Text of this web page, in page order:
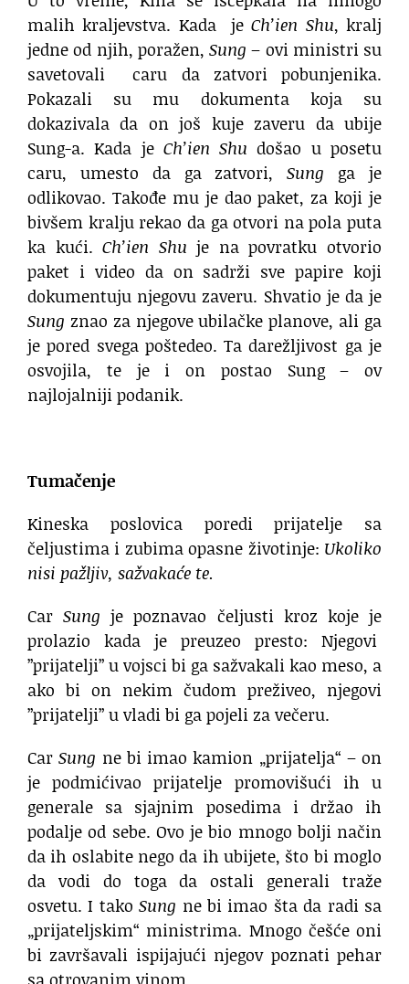
malih kraljevstva. Kada jeCh’ien Shu, kralj
jedne od njih, poražen, Sung – ovi ministri su
savetovali caru da zatvori pobunjenika.
Pokazali su mu dokumenta koja su
dokazivala da on još kuje zaveru da ubije
Sung-a. Kada je Ch’ien Shu došao u posetu
caru, umesto da ga zatvori,Sung ga je
odlikovao. Takođe mu je dao paket, za koji je
bivšem kralju rekao da ga otvori na pola puta
ka kući.Ch’ien Shu je na povratku otvorio
paket i video da on sadrži sve papire koji
dokumentuju njegovu zaveru. Shvatio je da je
Sung znao za njegove ubilačke planove, ali ga
je pored svega poštedeo. Ta darežljivost ga je
osvojila, te je i on postao Sung – ov
najlojalniji podanik.
Tumačenje
Kineska poslovica poredi prijatelje sa
čeljustima i zubima opasne životinje: Ukoliko
nisi pažljiv, sažvakaće te.
CarSung je poznavao čeljusti kroz koje je
prolazio kada je preuzeo presto: Njegovi
”prijatelji” u vojsci bi ga sažvakali kao meso, a
ako bi on nekim čudom preživeo, njegovi
”prijatelji” u vladi bi ga pojeli za večeru.
CarSung ne bi imao kamion „prijatelja“ – on
je podmićivao prijatelje promovišući ih u
generale sa sjajnim posedima i držao ih
podalje od sebe. Ovo je bio mnogo bolji način
da ih oslabite nego da ih ubijete, što bi moglo
da vodi do toga da ostali generali traže
osvetu. I takoSung ne bi imao šta da radi sa
„prijateljskim“ ministrima. Mnogo češće oni
bi završavali ispijajući njegov poznati pehar
sa otrovanim vinom.